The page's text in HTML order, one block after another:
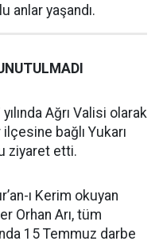
anlar yaşandı.
Ağrı Valisi olarak
bağlı Yukarı
ziyaret etti.
ı Kerim okuyan
Orhan Arı, tüm
15 Temmuz darbe